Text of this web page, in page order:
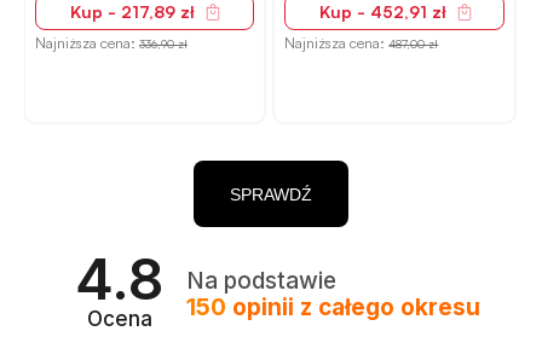
4.8
Ocena
Na podstawie
150 opinii z całego okresu
SPRAWDŹ
Kup - 217,89 zł
Najniższa cena:336,90 zł
Kup - 452,91 zł
Najniższa cena:487,00 zł